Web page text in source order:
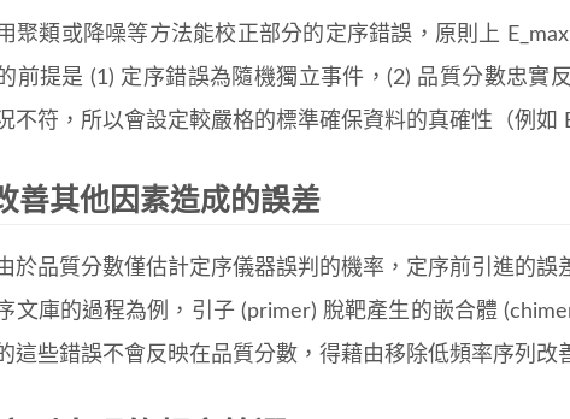
聚類或降噪等方法能校正部分的定序錯誤，原則上
前提是 (1) 定序錯誤為隨機獨立事件，(2) 品質分數忠實
不符，所以會設定較嚴格的標準確保資料的真確性（例如
善其他因素造成的誤差
於品質分數僅估計定序儀器誤判的機率，定序前引進的誤
文庫的過程為例，引子 (primer) 脫靶產生的嵌合體
這些錯誤不會反映在品質分數，得藉由移除低頻率序列改